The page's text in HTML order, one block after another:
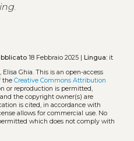
.
18 Febbraio 2025 | Lingua:it
Ghia. This is an open-access
the Creative Commons Attribution
or reproduction is permitted,
the copyright owner(s) are
is cited, in accordance with
allows for commercial use. No
which does not comply with